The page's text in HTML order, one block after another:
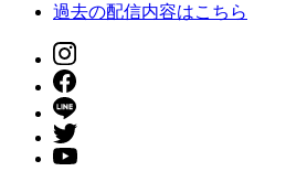
過去の配信内容はこちら